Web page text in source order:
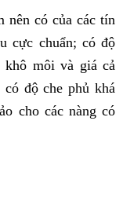
nên có của các tín
cực chuẩn; có độ
khô môi và giá cả
độ che phủ khá
cho các nàng có